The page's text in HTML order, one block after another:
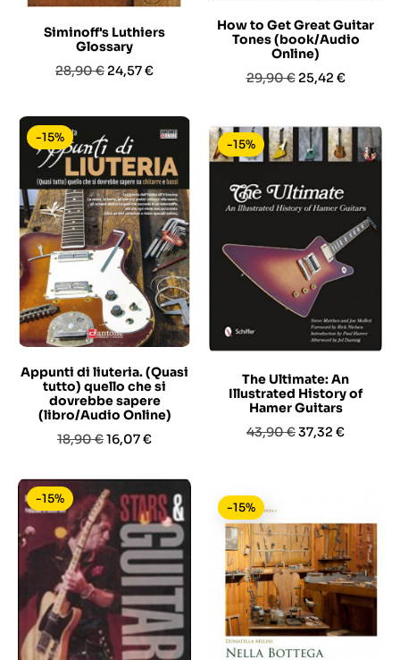
Siminoff's Luthiers
Glossary
Prezzo
28,90 € Prezzo
24,57 €
How to Get Great Guitar
Tones (book/Audio
Online)
Prezzo
29,90 € Prezzo
25,42 €
Appunti di liuteria. (Quasi
tutto) quello che si
dovrebbe sapere
(libro/Audio Online)
Prezzo
18,90 €Prezzo
16,07 €
-15%
The Ultimate: An
Illustrated History of
Hamer Guitars
Prezzo
43,90 €Prezzo
37,32 €
-15%
-15%
-15%